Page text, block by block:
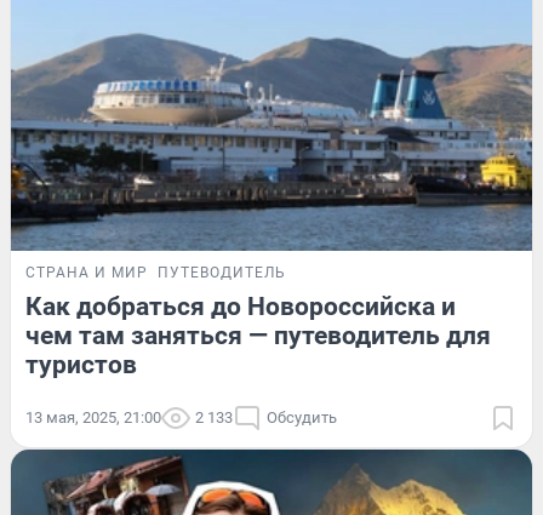
СТРАНА И МИР ПУТЕВОДИТЕЛЬ
Как добраться до Новороссийска и
чем там заняться — путеводитель для
туристов
13 мая, 2025, 21:00 2 133 Обсудить